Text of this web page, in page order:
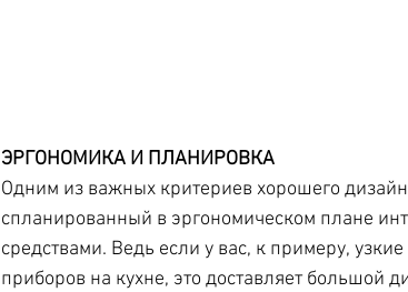
ЭРГОНОМИКА И ПЛАНИРОВКА
Одним из важных критериев хорошего
спланированный в эргономическом плане
средствами. Ведь если у вас, к примеру,
приборов на кухне, это доставляет большой